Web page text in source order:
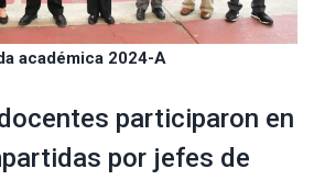
académica 2024-A
participaron en
por jefes de